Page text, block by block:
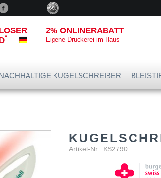
*
2% ONLINERABATT
Eigene Druckerei im Haus
NACHHALTIGE KUGELSCHREIBER
Artikel-Nr.: KS2790